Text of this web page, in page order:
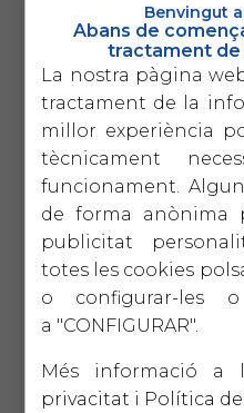
Benvingut
Abans de
tractament de
La nostra pàgina
tractament de la
millor experiència
tècnicament
funcionament.
de forma anònima
publicitat
totes les cookies
o configurar-les
a "CONFIGURAR".
Més informació a
privacitat i Política